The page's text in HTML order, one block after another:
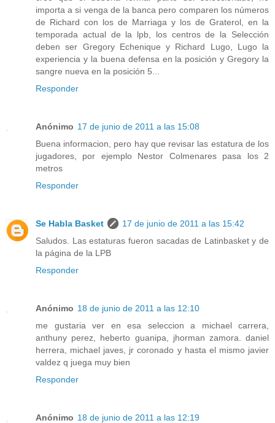
importa a si venga de la banca pero comparen los números
de Richard con los de Marriaga y los de Graterol, en la
temporada actual de la lpb, los centros de la Selección
deben ser Gregory Echenique y Richard Lugo, Lugo la
experiencia y la buena defensa en la posición y Gregory la
sangre nueva en la posición 5...
Responder
Anónimo 17 de junio de 2011 a las 15:08
Buena informacion, pero hay que revisar las estatura de los
jugadores, por ejemplo Nestor Colmenares pasa los 2
metros
Responder
Se Habla Basket
17 de junio de 2011 a las 15:42
Saludos. Las estaturas fueron sacadas de Latinbasket y de
la página de la LPB
Responder
Anónimo 18 de junio de 2011 a las 12:10
me gustaria ver en esa seleccion a michael carrera,
anthuny perez, heberto guanipa, jhorman zamora. daniel
herrera, michael javes, jr coronado y hasta el mismo javier
valdez q juega muy bien
Responder
Anónimo 18 de junio de 2011 a las 12:19